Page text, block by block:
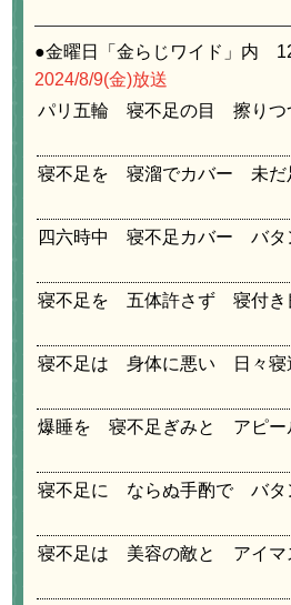
●金曜日「金らじワイド」内
2024/8/9(金)放送
パリ五輪 寝不足の目 擦りつ
寝不足を 寝溜でカバー 未だ
四六時中 寝不足カバー バタ
寝不足を 五体許さず 寝付き
寝不足は 身体に悪い 日々寝
爆睡を 寝不足ぎみと アピー
寝不足に ならぬ手酌で バタ
寝不足は 美容の敵と アイマ